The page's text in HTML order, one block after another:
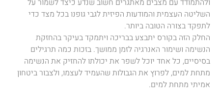
ולהתמודד עם מצבים מאתגרים חשוב שנדע כיצד לשמור על
השליטה העצמית והמודעות הפיזית לגבי גופנו בכל מצד כדי
לתפקד בצורה הטובה ביותר.
החלק הזה בקורס יתבצע בבריכה ויתמקד בעיקר בהחזקת
הנשימה ושימור האנרגיה לזמן ממושך. בזכות כמה תרגילים
בסיסיים, כל אחד יוכל לשפר את יכולתו להחזיק את הנשימה
מתחת למים, לפרוץ את הגבולות שהעמיד לעצמו, ולצבור ביטחון
אמיתי מתחת למים.